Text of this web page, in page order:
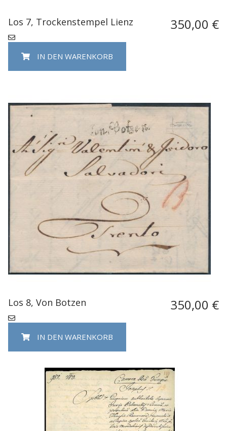
Los 7, Trockenstempel Lienz 350,00 €
IN DEN WARENKORB
Los 8, Von Botzen 350,00 €
IN DEN WARENKORB